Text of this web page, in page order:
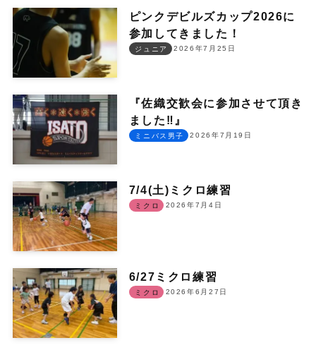
ピンクデビルズカップ2026に
参加してきました！
2026年7月25日
ジュニア
『佐織交歓会に参加させて頂き
ました‼︎』
2026年7月19日
ミニバス男子
7/4(土)ミクロ練習
2026年7月4日
ミクロ
6/27ミクロ練習
2026年6月27日
ミクロ